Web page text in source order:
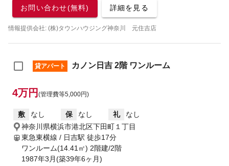
お問い合わせ(無料) 詳細を見る
情報提供会社: (株)タウンハウジング神奈川 元住吉店
貸アパート カノン日吉 2階 ワンルーム
4万円 (管理費等5,000円)
敷 なし 保 なし 礼
なし
神奈川県横浜市港北区下田町１丁目
東急東横線 / 日吉駅 徒歩17分
ワンルーム(14.41㎡) 2階建/2階
1987年3月(築39年6ヶ月)